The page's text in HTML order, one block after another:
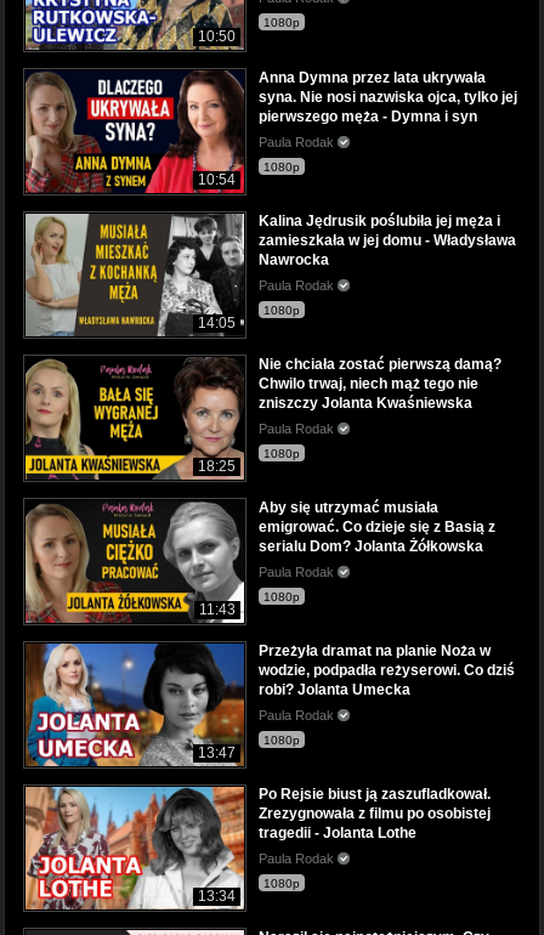
10:50
1080p
10:54
Anna Dymna przez lata ukrywała
syna. Nie nosi nazwiska ojca, tylko jej
pierwszego męża - Dymna i syn
Paula Rodak
1080p
14:05
Kalina Jędrusik poślubiła jej męża i
zamieszkała w jej domu - Władysława
Nawrocka
Paula Rodak
1080p
18:25
Nie chciała zostać pierwszą damą?
Chwilo trwaj, niech mąż tego nie
zniszczy Jolanta Kwaśniewska
Paula Rodak
1080p
11:43
Aby się utrzymać musiała
emigrować. Co dzieje się z Basią z
serialu Dom? Jolanta Żółkowska
Paula Rodak
1080p
13:47
Przeżyła dramat na planie Noża w
wodzie, podpadła reżyserowi. Co dziś
robi? Jolanta Umecka
Paula Rodak
1080p
13:34
Po Rejsie biust ją zaszufladkował.
Zrezygnowała z filmu po osobistej
tragedii - Jolanta Lothe
Paula Rodak
1080p